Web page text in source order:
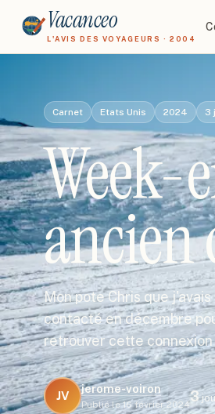
Vacanceo
L'AVIS DES VOYAGEURS · 2004
Carnet Etats Unis 2024 3
Week-
ancien
Mon pote Chris que
contacté en décembre
retrouver cette
JV
jerome-voiron
Publié le 16 février 2024
3